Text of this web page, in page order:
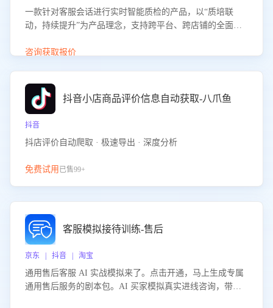
一款针对客服会话进行实时智能质检的产品，以“质培联
动，持续提升”为产品理念，支持跨平台、跨店铺的全面、
升客服团队的销服能力。
咨询获取报价
抖音小店商品评价信息自动获取-八爪鱼
抖音
抖店评价自动爬取 · 极速导出 · 深度分析
免费试用 已售99+
客服模拟接待训练-售后
京东 | 抖音 | 淘宝
通用售后客服 AI 实战模拟来了。点击开通，马上生成专属
通用售后服务的剧本包。AI 买家模拟真实进线咨询，带您